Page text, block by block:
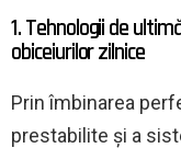
1. Tehnologii de
obiceiurilor zilnice
Prin îmbinarea
prestabilite și a